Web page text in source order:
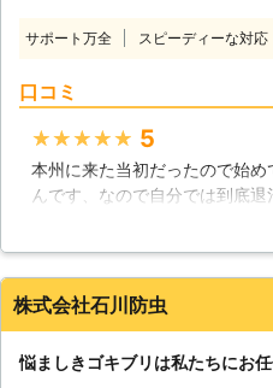
を好
リが
着し
活
病気
りま
呼
います。 【お任せ
サポート万全 スピーディーな対応
口コミ
★★★★★ 5
本州に来た当初だったので始
んです、なので自分では到底
もらいました、一般的には1
って思ってます、料金も良心的
料でした
福岡県 福岡市東区 2016年11月
株式会社石川防虫
悩ましきゴキブリは私たちにお任